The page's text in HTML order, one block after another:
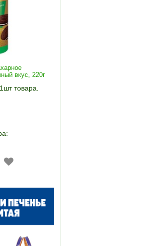
вкус, 220г
товара.
кнопками «+»